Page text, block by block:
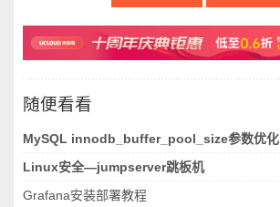
随便看看
MySQL innodb_buffer_pool_size参数优化
Linux安全—jumpserver跳板机
Grafana安装部署教程